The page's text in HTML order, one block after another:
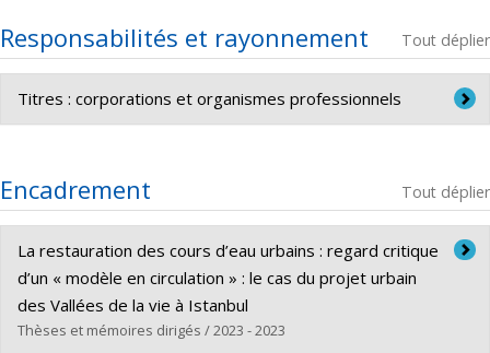
Responsabilités et rayonnement Tout déplier
Titres : corporations et organismes professionnels
l’Enseignement et de la Recherche en Aménagement
et Urbanisme (APERAU Internationale) de 2014 à
Vice-président de l’APERAU Internationale de 2007 à
2014
Président de l'APERAU France-Europe de 2007 à
Encadrement Tout déplier
La restauration des cours d’eau urbains : regard critique
d’un « modèle en circulation » : le cas du projet urbain
des Vallées de la vie à Istanbul
Thèses et mémoires dirigés / 2023 - 2023